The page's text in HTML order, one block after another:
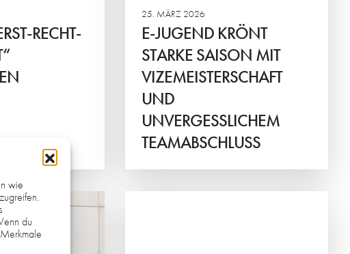
wie
du
RECHT-
25. MÄRZ 2026
E-JUGEND KRÖNT
STARKE SAISON MIT
VIZEMEISTERSCHAFT
UND
UNVERGESSLICHEM
TEAMABSCHLUSS
ERWARTET?